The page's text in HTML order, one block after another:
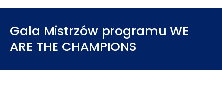
Gala Mistrzów programu WE
ARE THE CHAMPIONS